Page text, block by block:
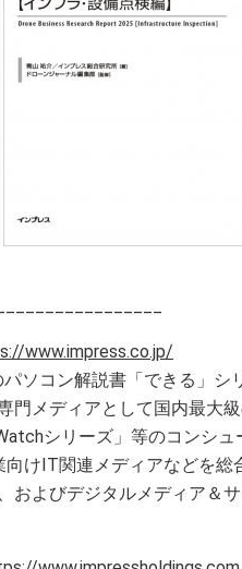
www.impress.co.jp/
ソコン解説書「できる」シ
門メディアとして国内最大
シリーズ」等のコンシ
向けIT関連メディアなどを
およびデジタルメディア＆